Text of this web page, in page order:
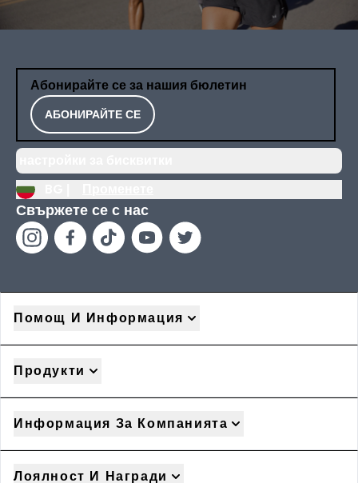
Абонирайте се за нашия бюлетин
АБОНИРАЙТЕ СЕ
Свържете се с нас
Помощ И Информация
Продукти
Информация За Компанията
Лоялност И Награди